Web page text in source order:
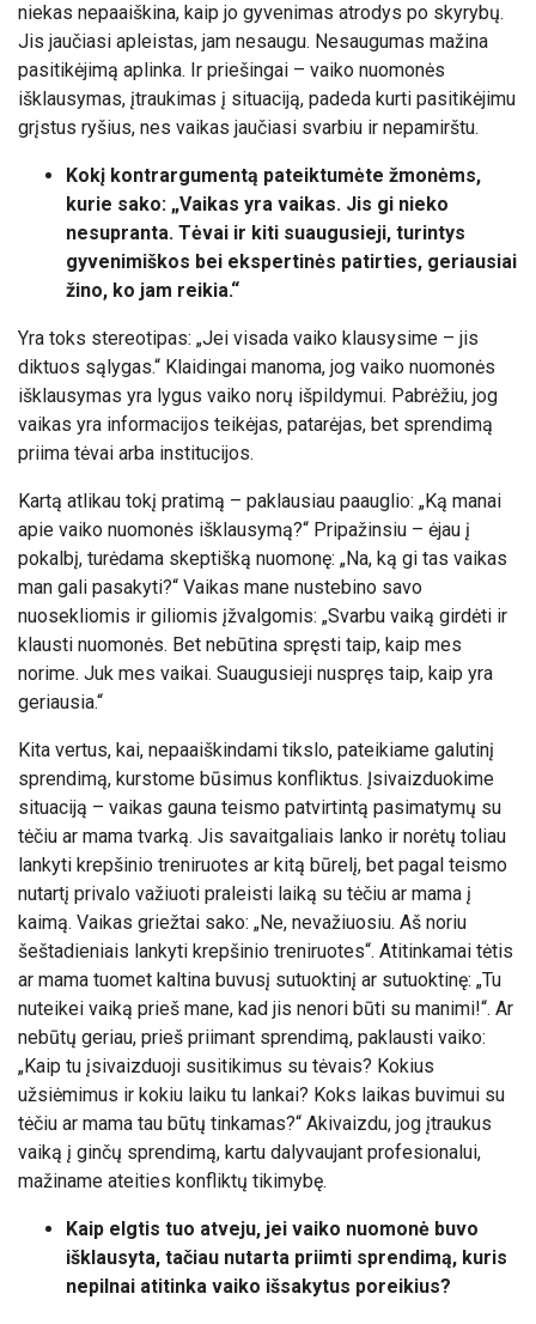
niekas nepaaiškina, kaip jo gyvenimas atrodys po skyrybų.
Jis jaučiasi apleistas, jam nesaugu. Nesaugumas mažina
pasitikėjimą aplinka. Ir priešingai – vaiko nuomonės
išklausymas, įtraukimas į situaciją, padeda kurti pasitikėjimu
grįstus ryšius, nes vaikas jaučiasi svarbiu ir nepamirštu.
Kokį kontrargumentą pateiktumėte žmonėms,
kurie sako: „Vaikas yra vaikas. Jis gi nieko
nesupranta. Tėvai ir kiti suaugusieji, turintys
gyvenimiškos bei ekspertinės patirties, geriausiai
žino, ko jam reikia.“
Yra toks stereotipas: „Jei visada vaiko klausysime – jis
diktuos sąlygas.“ Klaidingai manoma, jog vaiko nuomonės
išklausymas yra lygus vaiko norų išpildymui. Pabrėžiu, jog
vaikas yra informacijos teikėjas, patarėjas, bet sprendimą
priima tėvai arba institucijos.
Kartą atlikau tokį pratimą – paklausiau paauglio: „Ką manai
apie vaiko nuomonės išklausymą?“ Pripažinsiu – ėjau į
pokalbį, turėdama skeptišką nuomonę: „Na, ką gi tas vaikas
man gali pasakyti?“ Vaikas mane nustebino savo
nuosekliomis ir giliomis įžvalgomis: „Svarbu vaiką girdėti ir
klausti nuomonės. Bet nebūtina spręsti taip, kaip mes
norime. Juk mes vaikai. Suaugusieji nuspręs taip, kaip yra
geriausia.“
Kita vertus, kai, nepaaiškindami tikslo, pateikiame galutinį
sprendimą, kurstome būsimus konfliktus. Įsivaizduokime
situaciją – vaikas gauna teismo patvirtintą pasimatymų su
tėčiu ar mama tvarką. Jis savaitgaliais lanko ir norėtų toliau
lankyti krepšinio treniruotes ar kitą būrelį, bet pagal teismo
nutartį privalo važiuoti praleisti laiką su tėčiu ar mama į
kaimą. Vaikas griežtai sako: „Ne, nevažiuosiu. Aš noriu
šeštadieniais lankyti krepšinio treniruotes“. Atitinkamai tėtis
ar mama tuomet kaltina buvusį sutuoktinį ar sutuoktinę: „Tu
nuteikei vaiką prieš mane, kad jis nenori būti su manimi!“. Ar
nebūtų geriau, prieš priimant sprendimą, paklausti vaiko:
„Kaip tu įsivaizduoji susitikimus su tėvais? Kokius
užsiėmimus ir kokiu laiku tu lankai? Koks laikas buvimui su
tėčiu ar mama tau būtų tinkamas?“ Akivaizdu, jog įtraukus
vaiką į ginčų sprendimą, kartu dalyvaujant profesionalui,
mažiname ateities konfliktų tikimybę.
Kaip elgtis tuo atveju, jei vaiko nuomonė buvo
išklausyta, tačiau nutarta priimti sprendimą, kuris
nepilnai atitinka vaiko išsakytus poreikius?